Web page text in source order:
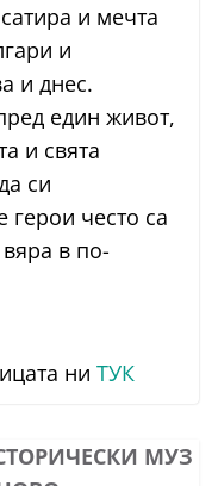
и мечта
и
и днес.
един живот,
и свята
си
често са
в по-
ни ТУК
МУЗ